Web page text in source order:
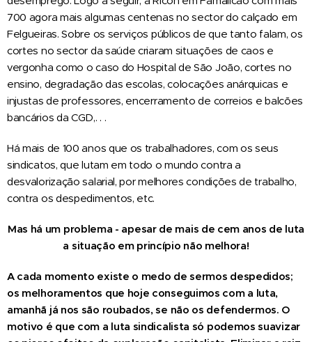
700 agora mais algumas centenas no sector do calçado em
Felgueiras. Sobre os serviços públicos de que tanto falam, os
cortes no sector da saúde criaram situações de caos e
vergonha como o caso do Hospital de São João, cortes no
ensino, degradação das escolas, colocações anárquicas e
injustas de professores, encerramento de correios e balcões
bancários da CGD,. . .
Há mais de 100 anos que os trabalhadores, com os seus
sindicatos, que lutam em todo o mundo contra a
desvalorização salarial, por melhores condições de trabalho,
contra os despedimentos, etc.
Mas há um problema - apesar de mais de cem anos de luta
a situação em princípio não melhora!
A cada momento existe o medo de sermos despedidos;
os melhoramentos que hoje conseguimos com a luta,
amanhã já nos são roubados, se não os defendermos. O
motivo é que com a luta sindicalista só podemos suavizar